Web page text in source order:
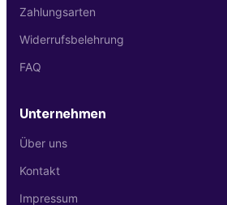
Zahlungsarten
Widerrufsbelehrung
FAQ
Unternehmen
Über uns
Kontakt
Impressum